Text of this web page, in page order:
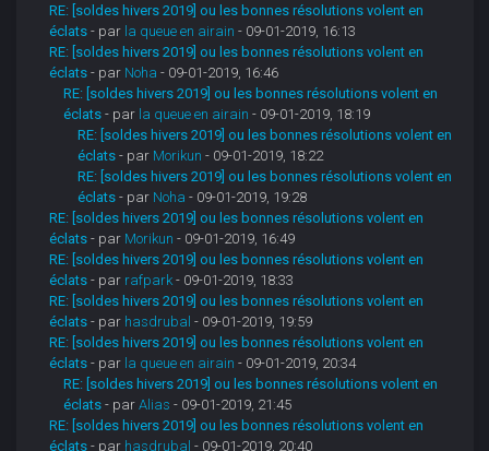
RE: [soldes hivers 2019] ou les bonnes résolutions volent en
éclats - par la queue en airain - 09-01-2019, 16:13
RE: [soldes hivers 2019] ou les bonnes résolutions volent en
éclats - par Noha - 09-01-2019, 16:46
RE: [soldes hivers 2019] ou les bonnes résolutions volent en
éclats - par la queue en airain - 09-01-2019, 18:19
RE: [soldes hivers 2019] ou les bonnes résolutions volent en
éclats - par Morikun - 09-01-2019, 18:22
RE: [soldes hivers 2019] ou les bonnes résolutions volent en
éclats - par Noha - 09-01-2019, 19:28
RE: [soldes hivers 2019] ou les bonnes résolutions volent en
éclats - par Morikun - 09-01-2019, 16:49
RE: [soldes hivers 2019] ou les bonnes résolutions volent en
éclats - par rafpark - 09-01-2019, 18:33
RE: [soldes hivers 2019] ou les bonnes résolutions volent en
éclats - par hasdrubal - 09-01-2019, 19:59
RE: [soldes hivers 2019] ou les bonnes résolutions volent en
éclats - par la queue en airain - 09-01-2019, 20:34
RE: [soldes hivers 2019] ou les bonnes résolutions volent en
éclats - parAlias - 09-01-2019, 21:45
RE: [soldes hivers 2019] ou les bonnes résolutions volent en
éclats - par hasdrubal - 09-01-2019, 20:40